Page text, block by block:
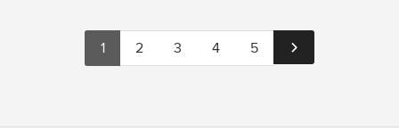
1 2 3 4 5